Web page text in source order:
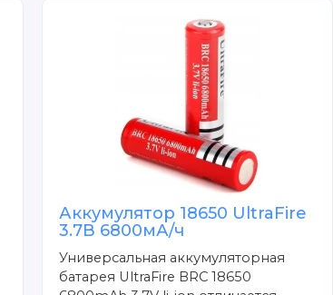
Аккумулятор 18650 UltraFire
3.7В 6800мА/ч
Универсальная аккумуляторная
батарея UltraFire BRC 18650